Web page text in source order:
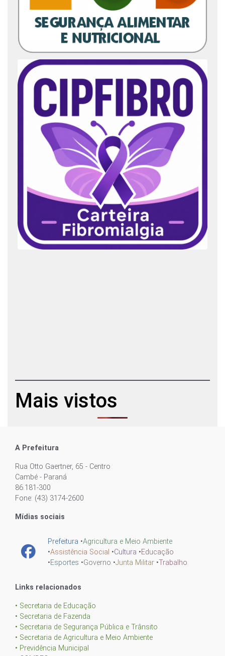
Mais vistos
A Prefeitura
Rua Otto Gaertner, 65 - Centro
Cambé - Paraná
86.181-300
Fone: (43) 3174-2600
Mídias sociais
Prefeitura •Agricultura e Meio Ambiente
•Assistência Social •Cultura •Educação
•Esportes •Governo •Junta Militar •Trabalho
Links relacionados
• Secretaria de Educação
• Secretaria de Fazenda
• Secretaria de Segurança Pública e Trânsito
• Secretaria de Agricultura e Meio Ambiente
• Previdência Municipal